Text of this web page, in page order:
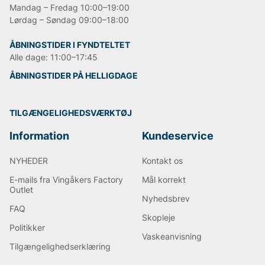
Mandag – Fredag 10:00–19:00
Lørdag – Søndag 09:00–18:00
ÅBNINGSTIDER I FYNDTELTET
Alle dage: 11:00–17:45
ÅBNINGSTIDER PÅ HELLIGDAGE
TILGÆNGELIGHEDSVÆRKTØJ
Information
NYHEDER
E-mails fra Vingåkers Factory
Outlet
FAQ
Politikker
Tilgængelighedserklæring
Kundeservice
Kontakt os
Mål korrekt
Nyhedsbrev
Skopleje
Vaskeanvisning